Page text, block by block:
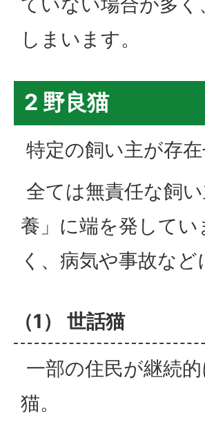
しまいます。
2 野良猫
特定の飼い主が存
全ては無責任な飼
養」に端を発して
く、病気や事故な
（1） 世話猫
一部の住民が継続
猫。